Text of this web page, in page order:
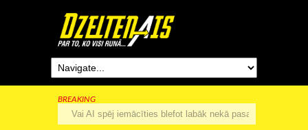
BREAKING
Rīga šogad svinēs 825. dzimšanas dienu